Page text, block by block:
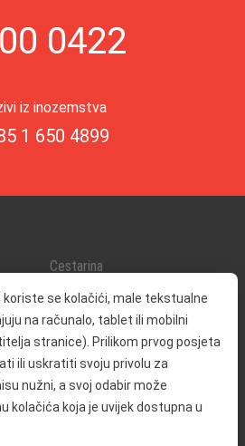
koriste se kolačići, male tekstualne
na računalo, tablet ili mobilni
stranice). Prilikom prvog posjeta
ili uskratiti svoju privolu za
nužni, a svoj odabir može
kolačića koja je uvijek dostupna u
0422
iz inozemstva
1 650 4899
Cestarina
Promet i sigurnost
Servisne informacije
Reklamacija
Izjava o pristupačnosti